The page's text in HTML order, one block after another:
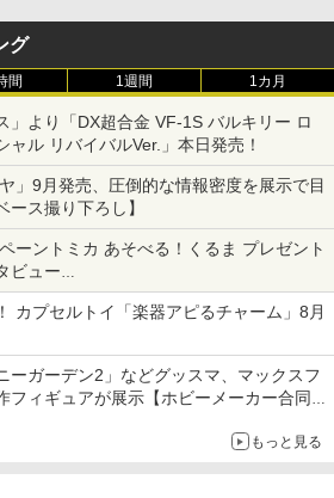
グ
間 1週間 1カ月
」より「DX超合金 VF-1S バルキリー ロ
ャル リバイバルVer.」本日発売！
」9月発売、圧倒的な情報密度を展示で目
ス撮り下ろし】
ーントミカ あそべる！くるま プレゼント
ビュー
ぱ寿司ならではの体験とコラボの楽しさを
カプセルトイ「楽器アピるチャーム」8月
ど5種各3色
ーガーデン2」などグッスマ、マックスフ
フィギュアが展示【ホビーメーカー合同展
もっと見る